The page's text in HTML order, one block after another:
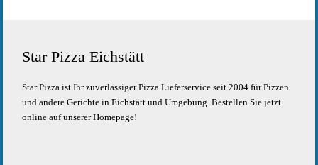
Star Pizza Eichstätt
Star Pizza ist Ihr zuverlässiger Pizza Lieferservice seit 2004 für Pizzen
und andere Gerichte in Eichstätt und Umgebung. Bestellen Sie jetzt
online auf unserer Homepage!